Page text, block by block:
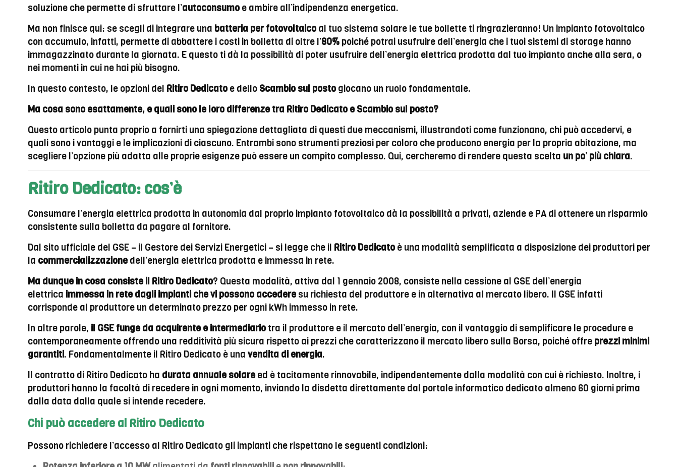
soluzione che permette di sfruttare l’autoconsumoe ambire all’indipendenza energetica.
Ma non finisce qui: se scegli di integrare una batteria per fotovoltaicoal tuo sistema solare le tue bollette ti ringrazieranno! Un impianto fotovoltaico
con accumulo, infatti, permette di abbattere i costi in bolletta di oltre l’80%poiché potrai usufruire dell’energia che i tuoi sistemi di storage hanno
immagazzinato durante la giornata. E questo ti dà la possibilità di poter usufruire dell’energia elettrica prodotta dal tuo impianto anche alla sera, o
nei momenti in cui ne hai più bisogno.
In questo contesto, le opzioni del Ritiro Dedicatoe delloScambio sul postogiocano un ruolo fondamentale.
Ma cosa sono esattamente, e quali sono le loro differenze tra Ritiro Dedicato e Scambio sul posto?
Questo articolo punta proprio a fornirti una spiegazione dettagliata di questi due meccanismi, illustrandoti come funzionano, chi può accedervi, e
quali sono i vantaggi e le implicazioni di ciascuno. Entrambi sono strumenti preziosi per coloro che producono energia per la propria abitazione, ma
scegliere l’opzione più adatta alle proprie esigenze può essere un compito complesso. Qui, cercheremo di rendere questa scelta un po’ più chiara.
Ritiro Dedicato: cos’è
Consumare l’energia elettrica prodotta in autonomia dal proprio impianto fotovoltaico dà la possibilità a privati, aziende e PA di ottenere un risparmio
consistente sulla bolletta da pagare al fornitore.
Dal sito ufficiale del GSE – il Gestore dei Servizi Energetici – si legge che il Ritiro Dedicatoè una modalità semplificata a disposizione dei produttori per
la commercializzazionedell’energia elettrica prodotta e immessa in rete.
Ma dunque in cosa consiste il Ritiro Dedicato? Questa modalità, attiva dal 1 gennaio 2008, consiste nella cessione al GSE dell’energia
elettrica immessa in rete dagli impianti che vi possono accederesu richiesta del produttore e in alternativa al mercato libero. Il GSE infatti
corrisponde al produttore un determinato prezzo per ogni kWh immesso in rete.
In altre parole, il GSE funge da acquirente e intermediariotra il produttore e il mercato dell’energia, con il vantaggio di semplificare le procedure e
contemporaneamente offrendo una redditività più sicura rispetto ai prezzi che caratterizzano il mercato libero sulla Borsa, poiché offre prezzi minimi
garantiti. Fondamentalmente il Ritiro Dedicato è una vendita di energia.
Il contratto di Ritiro Dedicato ha durata annuale solareed è tacitamente rinnovabile, indipendentemente dalla modalità con cui è richiesto. Inoltre, i
produttori hanno la facoltà di recedere in ogni momento, inviando la disdetta direttamente dal portale informatico dedicato almeno 60 giorni prima
dalla data dalla quale si intende recedere.
Chi può accedere al Ritiro Dedicato
Possono richiedere l’accesso al Ritiro Dedicato gli impianti che rispettano le seguenti condizioni: